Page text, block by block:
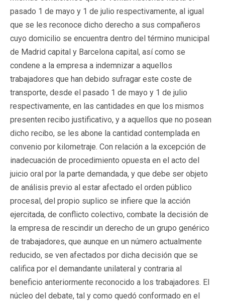
pasado 1 de mayo y 1 de julio respectivamente, al igual
que se les reconoce dicho derecho a sus compañeros
cuyo domicilio se encuentra dentro del término municipal
de Madrid capital y Barcelona capital, así como se
condene a la empresa a indemnizar a aquellos
trabajadores que han debido sufragar este coste de
transporte, desde el pasado 1 de mayo y 1 de julio
respectivamente, en las cantidades en que los mismos
presenten recibo justificativo, y a aquellos que no posean
dicho recibo, se les abone la cantidad contemplada en
convenio por kilometraje. Con relación a la excepción de
inadecuación de procedimiento opuesta en el acto del
juicio oral por la parte demandada, y que debe ser objeto
de análisis previo al estar afectado el orden público
procesal, del propio suplico se infiere que la acción
ejercitada, de conflicto colectivo, combate la decisión de
la empresa de rescindir un derecho de un grupo genérico
de trabajadores, que aunque en un número actualmente
reducido, se ven afectados por dicha decisión que se
califica por el demandante unilateral y contraria al
beneficio anteriormente reconocido a los trabajadores. El
núcleo del debate, tal y como quedó conformado en el